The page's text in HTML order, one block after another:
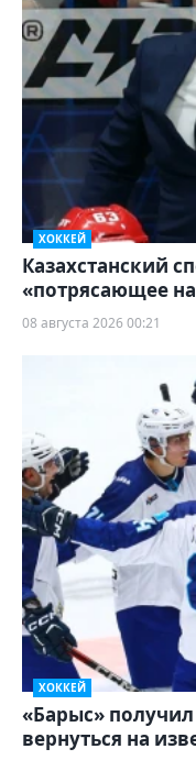
ХОККЕЙ
Казахстанский
«потрясающее
08 августа 2026 00:21
ХОККЕЙ
«Барыс»
вернуться на